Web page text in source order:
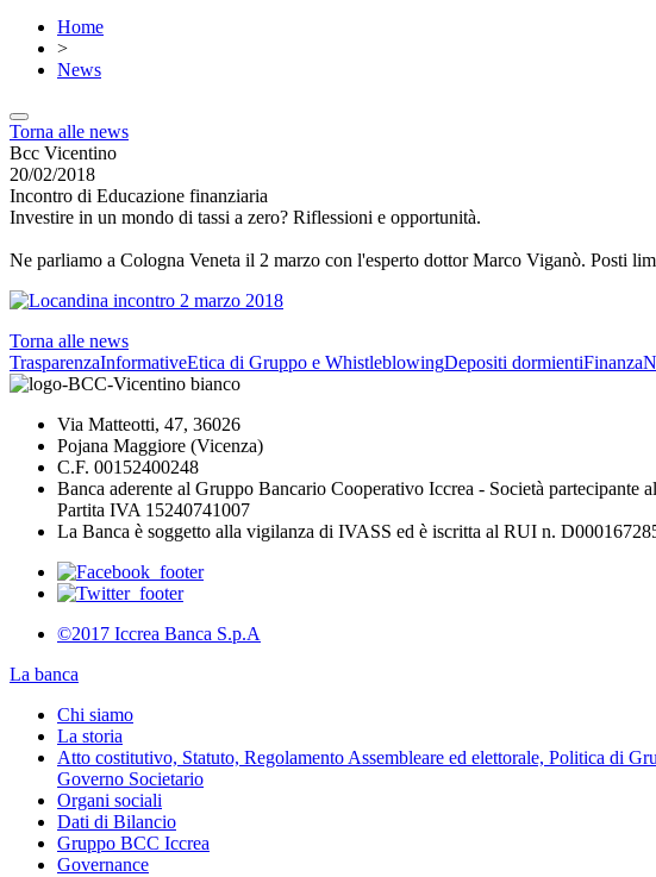
Home
>
News
Torna alle news
Bcc Vicentino
20/02/2018
Incontro di Educazione finanziaria
Investire in un mondo di tassi a zero? Riflessioni e opportunità.
Ne parliamo a Cologna Veneta il 2 marzo con l'esperto dottor Marco Viganò. Posti
Torna alle news
TrasparenzaInformativeEtica di Gruppo e WhistleblowingDepositi dormientiFinanza
Via Matteotti, 47, 36026
Pojana Maggiore (Vicenza)
C.F. 00152400248
Banca aderente al Gruppo Bancario Cooperativo Iccrea - Società
Partita IVA 15240741007
La Banca è soggetto alla vigilanza di IVASS ed è iscritta al RUI n.
©2017 Iccrea Banca S.p.A
La banca
Chi siamo
La storia
Atto costitutivo, Statuto, Regolamento Assembleare ed elettorale, Politica di
Governo Societario
Organi sociali
Dati di Bilancio
Gruppo BCC Iccrea
Governance